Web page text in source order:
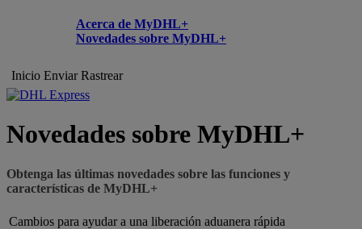
Acerca de MyDHL+
Novedades sobre MyDHL+
Inicio Enviar Rastrear
Novedades sobre MyDHL+
Obtenga las últimas novedades sobre las funciones y
características de MyDHL+
Cambios para ayudar a una liberación aduanera rápida